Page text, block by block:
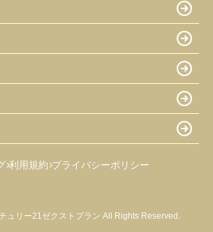
利用規約 プライバシーポリシー
ュリー21ゼクストプラン All Rights Reserved.